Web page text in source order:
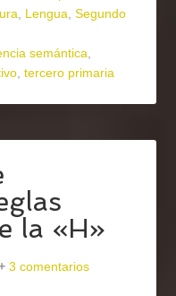
, Lengua,Segundo
semántica,
,tercero primaria
la «H»
3 comentarios